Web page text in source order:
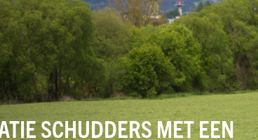
SCHUDDERS MET EEN